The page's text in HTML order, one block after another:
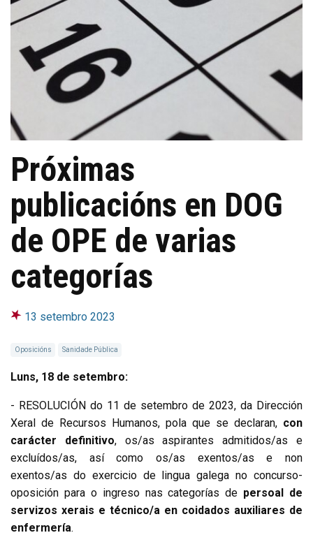
Próximas
publicacións en DOG
de OPE de varias
categorías
13 setembro 2023
Oposicións Sanidade Pública
Luns, 18 de setembro:
- RESOLUCIÓN do 11 de setembro de 2023, da Dirección
Xeral de Recursos Humanos, pola que se declaran, con
carácter definitivo, os/as aspirantes admitidos/as e
excluídos/as, así como os/as exentos/as e non
exentos/as do exercicio de lingua galega no concurso-
oposición para o ingreso nas categorías de persoal de
servizos xerais e técnico/a en coidados auxiliares de
enfermería.